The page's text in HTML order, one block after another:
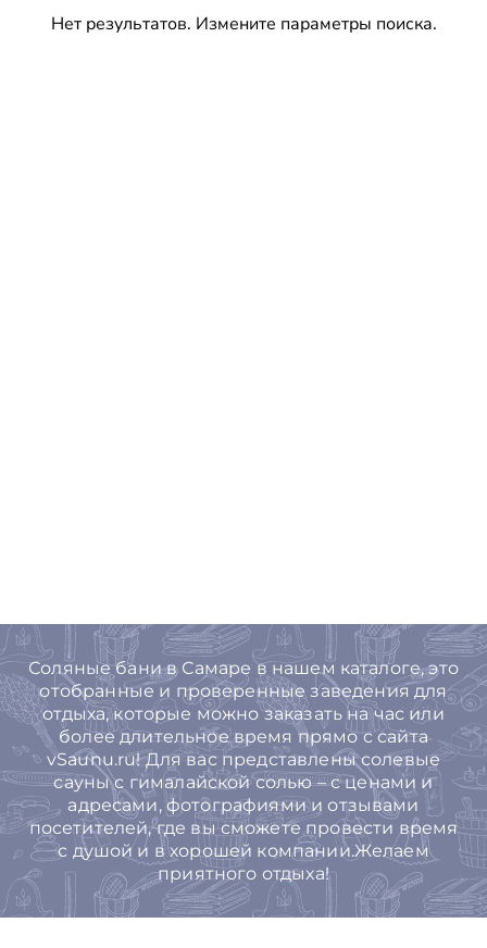
Нет результатов. Измените параметры поиска.
Соляные бани в Самаре в нашем каталоге, это
отобранные и проверенные заведения для
отдыха, которые можно заказать на час или
более длительное время прямо с сайта
vSaunu.ru! Для вас представлены солевые
сауны с гималайской солью – с ценами и
адресами, фотографиями и отзывами
посетителей, где вы сможете провести время
с душой и в хорошей компании.Желаем
приятного отдыха!